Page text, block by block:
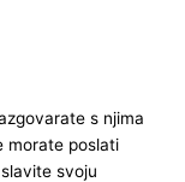
s njima
morate poslati
svoju